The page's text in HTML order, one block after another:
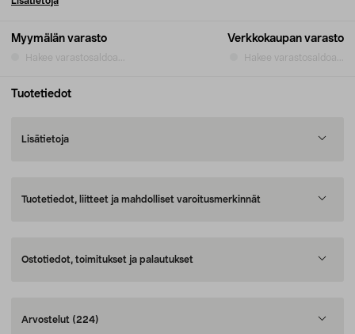
Myymälän varasto
Hakee varastosaldoa...
Verkkokaupan varasto
Hakee varastosaldoa...
Tuotetiedot
Lisätietoja
Tuotetiedot, liitteet ja mahdolliset varoitusmerkinnät
Ostotiedot, toimitukset ja palautukset
Arvostelut (224)